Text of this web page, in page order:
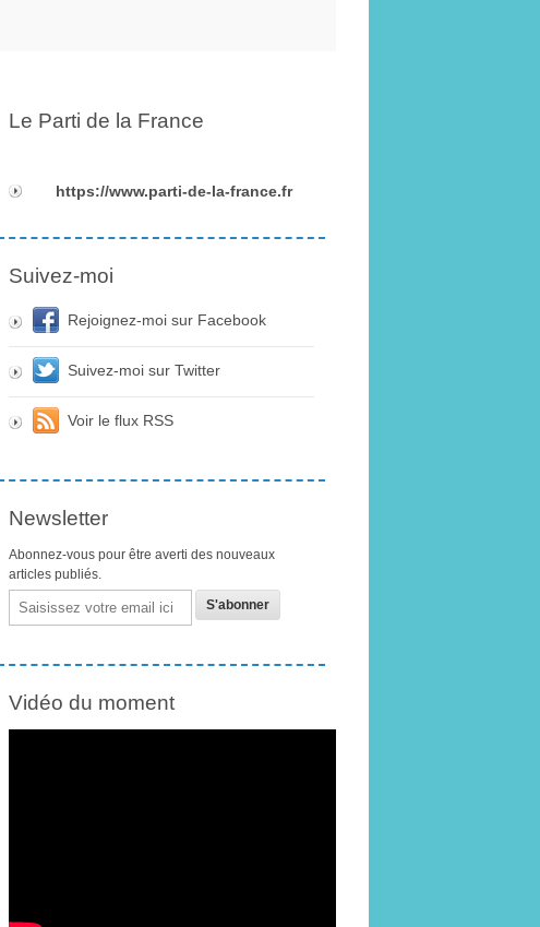
Le Parti de la France
https://www.parti-de-la-france.fr
Suivez-moi
Rejoignez-moi sur Facebook
Suivez-moi sur Twitter
Voir le flux RSS
Newsletter
Abonnez-vous pour être averti des nouveaux
articles publiés.
Email
Vidéo du moment